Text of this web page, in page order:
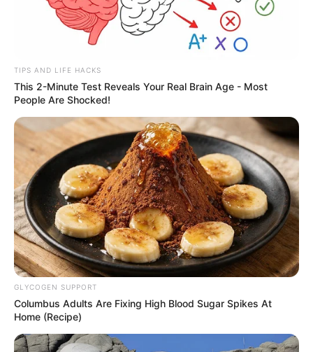
TIPS AND LIFE HACKS
This 2-Minute Test Reveals Your Real Brain Age - Most
People Are Shocked!
GLYCOGEN SUPPORT
Columbus Adults Are Fixing High Blood Sugar Spikes At
Home (Recipe)